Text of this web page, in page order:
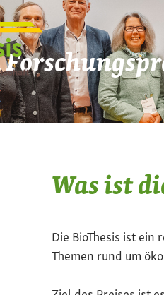
Was ist
Die BioThesis ist
Themen rund um